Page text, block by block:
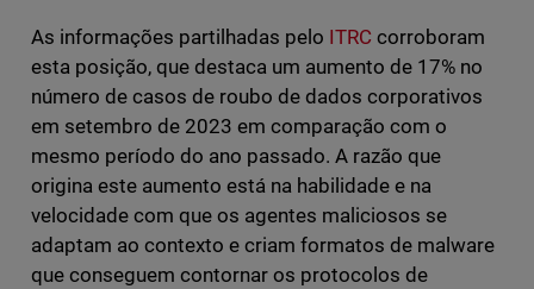
As informações partilhadas pelo ITRC corroboram
esta posição, que destaca um aumento de 17% no
número de casos de roubo de dados corporativos
em setembro de 2023 em comparação com o
mesmo período do ano passado. A razão que
origina este aumento está na habilidade e na
velocidade com que os agentes maliciosos se
adaptam ao contexto e criam formatos de malware
que conseguem contornar os protocolos de